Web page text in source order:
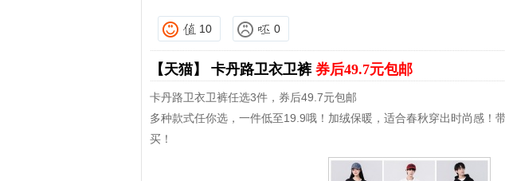
10 0
【天猫】 卡丹路卫衣卫裤 券后49.7元包邮
卡丹路卫衣卫裤任选3件，券后49.7元包邮
多种款式任你选，一件低至19.9哦！加绒保暖，适合春秋穿出时尚感！
买！